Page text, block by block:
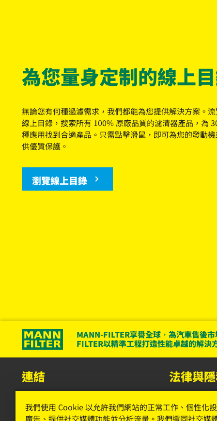
為您量身定制的線上
無論您有何種過濾需求，我們都能為您提供解決方案。
線上目錄，搜索所有 100% 原廠品質的濾清器產品，為
種應用找到合適產品。只需點擊滑鼠，即可為您的發動
供優質保護。
瀏覽線上目錄
MANN-FILTER享譽全球，為汽車售後
FILTER以精準工程打造性能卓越的解
連結
MANN-FILTER 庫存的經銷商
法律與
法律聲明
我們使用 Cookie 以允許我們網站的正常工作、個性化
廣告、提供社交媒體功能並分析流量。我們還同社交媒